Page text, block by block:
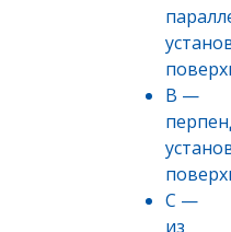
В —
С —
из